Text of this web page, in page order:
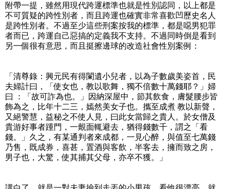
附帶一提，雖然用現代跨運標準也就是性別認同，以上都是
不可質疑的跨性別者，而且跨運也確實非常喜歡凹歷史名人
是跨性別者。不過至少這些刑案按我的標準，都是噁男犯罪
者而已，跨運自己惡搞的定義我不支持。不過同時倒是看到
另一個很有意思，而且挺擦邊球的改造社會性別案例：
「清尊錄：興元民有得闌遺小兒者，以為子數歲美姿首，民
夫婦計曰，「使女也，教以歌舞，獨不倍數十萬錢耶？」婦
曰 ：「故可詐為也。」因納深屋中，節其飲食，膚髮腰步皆
飾為之，比年十二三，嫣然美女子也。攜至成煮 教以新聲，
又絕警慧，益秘之不使人見，曰此女當歸之貴人。於女僧及
貴游好事者踵門，一覿面輒避去，猶得錢數千，謂之「看
錢。」久之，有某通判者來成都，一見心醉，與值至七萬錢
乃售，既成券，喜甚，置酒與客飲，半客去，擁而致之房，
男子也，大驚，使其捕其父母，亦卒不獲。」